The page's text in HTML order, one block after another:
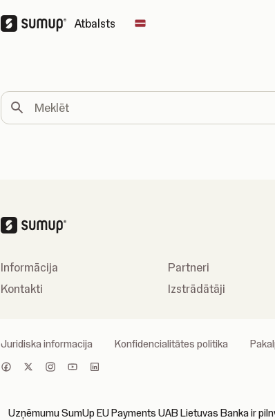
Atbalsts Change country
Meklēt
Informācija
Kontakti
Partneri
Izstrādātāji
Juridiska informacija Konfidencialitātes politika
Uzņēmumu SumUp EU Payments UAB Lietuvas Banka ir